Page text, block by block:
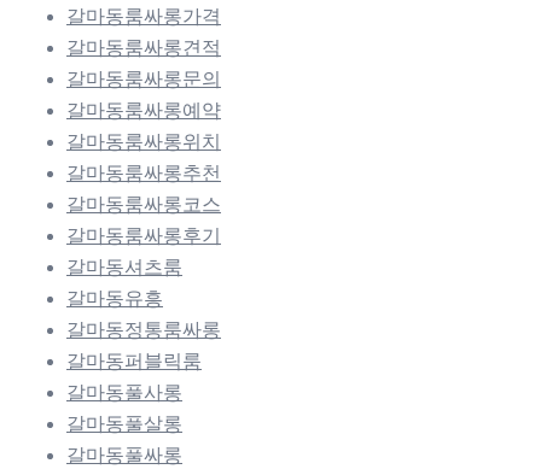
갈마동룸싸롱가격
갈마동룸싸롱견적
갈마동룸싸롱문의
갈마동룸싸롱예약
갈마동룸싸롱위치
갈마동룸싸롱추천
갈마동룸싸롱코스
갈마동룸싸롱후기
갈마동셔츠룸
갈마동유흥
갈마동정통룸싸롱
갈마동퍼블릭룸
갈마동풀사롱
갈마동풀살롱
갈마동풀싸롱